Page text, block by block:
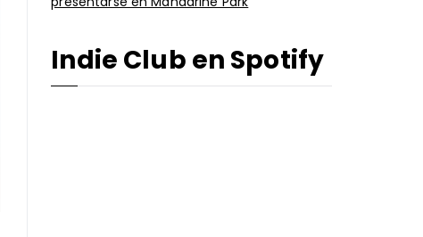
Indie Club en Spotify